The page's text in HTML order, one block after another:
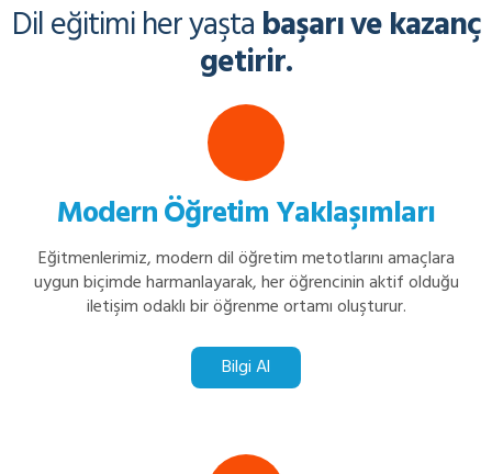
Dil eğitimi her yaştabaşarı ve kazanç
getirir.
Modern Öğretim Yaklaşımları
Eğitmenlerimiz, modern dil öğretim metotlarını amaçlara
uygun biçimde harmanlayarak, her öğrencinin aktif olduğu
iletişim odaklı bir öğrenme ortamı oluşturur.
Bilgi Al